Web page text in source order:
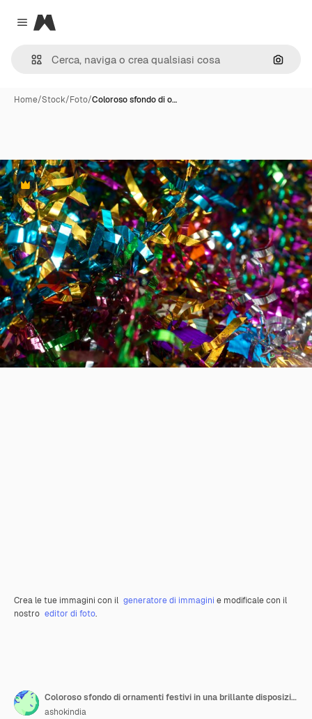
Close menu
Magnific
Cerca
Home/Stock/Foto/Coloroso sfondo di o…
Premium
Crea le tue immagini con il generatore di immagini e modificale con il
nostro editor di foto.
Coloroso sfondo di ornamenti festivi in una brillante disposizione decorativa
ashokindia